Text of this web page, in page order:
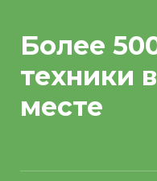
Более
техники
месте